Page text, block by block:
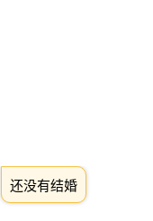
还没有结婚